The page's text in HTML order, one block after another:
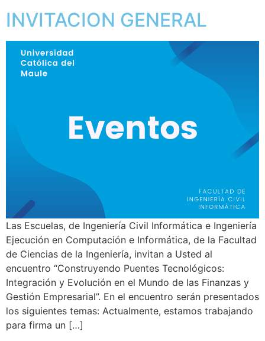
INVITACION GENERAL
Las Escuelas, de Ingeniería Civil Informática e Ingeniería
Ejecución en Computación e Informática, de la Facultad
de Ciencias de la Ingeniería, invitan a Usted al
encuentro “Construyendo Puentes Tecnológicos:
Integración y Evolución en el Mundo de las Finanzas y
Gestión Empresarial”. En el encuentro serán presentados
los siguientes temas: Actualmente, estamos trabajando
para firma un […]